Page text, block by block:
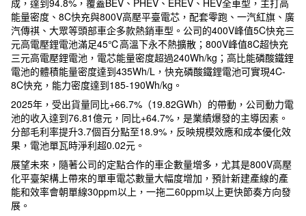
能量密度、8C快充與800V高壓平臺電芯，配套零跑、一汽紅旗、廣
汽傳祺、大眾等頭部車企多款熱銷車型。公司的400V峰值5C快充三
元高電壓鋰電池滿足45℃高溫下永不熱擴散；800V峰值8C超快充
三元高電壓鋰電池，電芯能量密度超過240Wh/kg；高比能磷酸鐵鋰
電池的體積能量密度達到435Wh/L，快充磷酸鐵鋰電池可實現4C-
8C快充，能力密度達到185-190Wh/kg。
2025年，受出貨量同比+66.7%（19.82GWh）的帶動，公司動力電
池的收入達到76.81億元，同比+64.7%，是業績爆發的主導因素。
分部毛利率提升3.7個百分點至18.9%，反映規模效應和成本優化效
果，電池單瓦時淨利超0.02元。
展望未來，隨著公司的定點合作的車企數量增多，尤其是800V高壓
化平臺架構上帶來的單車電芯數量大幅度增加，預計新建產線的產
能和效率會朝單線30ppm以上，一拖二60ppm以上更快節奏方向發
展。